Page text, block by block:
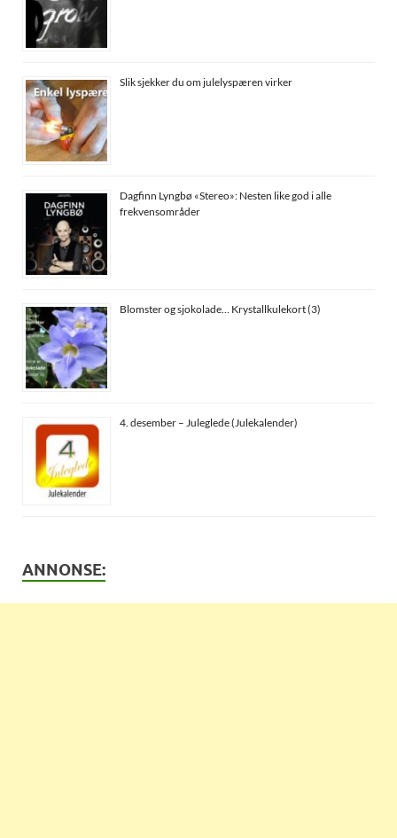
Slik sjekker du om julelyspæren virker
Dagfinn Lyngbø «Stereo»: Nesten like god i alle
frekvensområder
Blomster og sjokolade… Krystallkulekort (3)
4. desember – Juleglede (Julekalender)
ANNONSE: